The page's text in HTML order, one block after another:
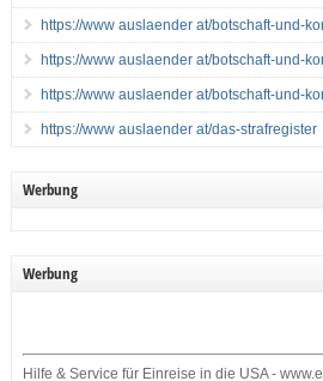
https://www auslaender at/botschaft-und-
https://www auslaender at/botschaft-und-
https://www auslaender at/botschaft-und-
https://www auslaender at/das-strafregister
Werbung
Werbung
Hilfe & Service für Einreise in die USA -